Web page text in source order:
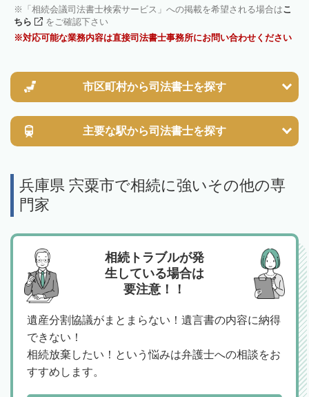
「相続会議司法書士検索サービス」への掲載を希望される場合はこ
ちら
をご確認下さい
対応可能な業務内容は直接司法書士事務所にお問い合わせください
市区町村から司法書士を探す
主要な駅から司法書士を探す
兵庫県 宍粟市で相続に強いその他の専
門家
相続トラブルが発
生している場合は
要注意！！
遺産分割協議がまとまらない！遺言書の内容に納得
できない！
相続放棄したい！という悩みは弁護士への相談をお
すすめします。